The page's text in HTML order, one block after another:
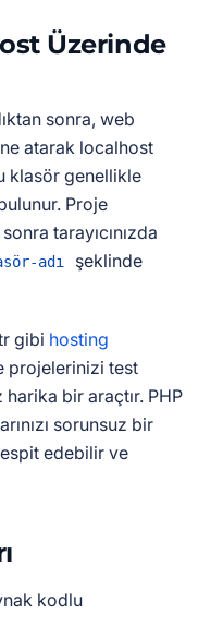
Üzerinde
sonra, web
atarak localhost
klasör genellikle
Proje
tarayıcınızda
adı
şeklinde
gibi hosting
projelerinizi test
bir araçtır. PHP
sorunsuz bir
edebilir ve
kodlu